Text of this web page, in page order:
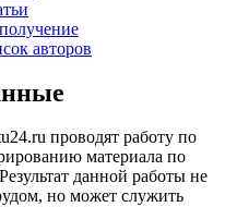
авторов
проводят работу по
материала по
данной работы не
но может служить